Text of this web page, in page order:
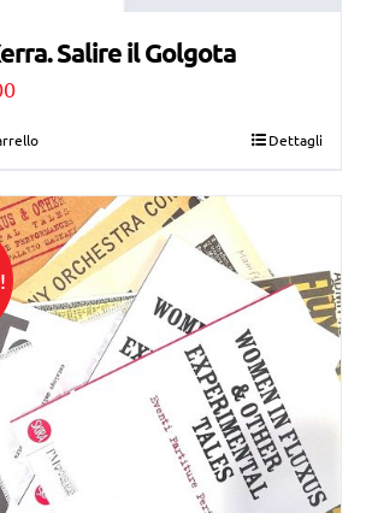
Salire il Golgota
Il
è:
€15,00.
Dettagli